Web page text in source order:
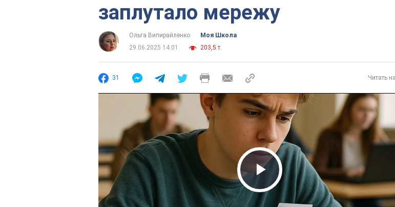
заплутало мережу
Ольга Випирайленко
Моя Школа
29.06.2025 14:01
203,5 т.
31 Читать
Play Video